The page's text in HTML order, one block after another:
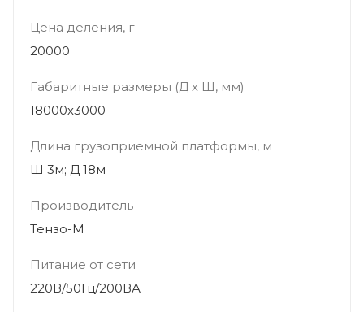
Цена деления, г
20000
Габаритные размеры (Д х Ш, мм)
18000х3000
Длина грузоприемной платформы, м
Ш 3м; Д 18м
Производитель
Тензо-М
Питание от сети
220В/50Гц/200ВА